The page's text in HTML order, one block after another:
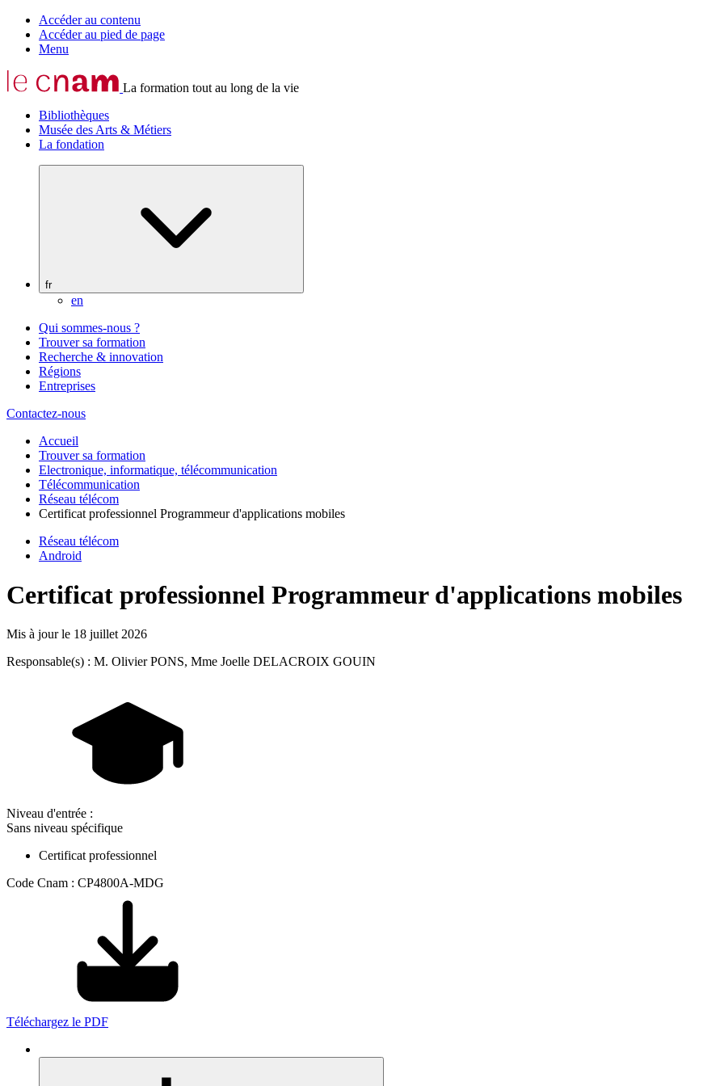
Accéder au contenu
Accéder au pied de page
Menu
La formation tout au long de la vie
Bibliothèques
Musée des Arts & Métiers
La fondation
fr
en
Qui sommes-nous ?
Trouver sa formation
Recherche & innovation
Régions
Entreprises
Contactez-nous
Accueil
Trouver sa formation
Electronique, informatique, télécommunication
Télécommunication
Réseau télécom
Certificat professionnel Programmeur d'applications mobiles
Réseau télécom
Android
Certificat professionnel Programmeur d'applications mobiles
Mis à jour le 18 juillet 2026
Responsable(s) : M. Olivier PONS, Mme Joelle DELACROIX GOUIN
Niveau d'entrée :
Sans niveau spécifique
Certificat professionnel
Code Cnam : CP4800A-MDG
Téléchargez le PDF